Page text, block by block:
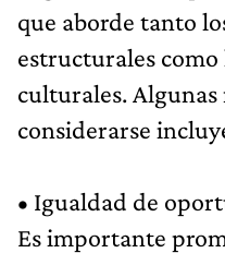
que aborde tanto
estructurales como
culturales.
considerarse
• Igualdad de
Es importante